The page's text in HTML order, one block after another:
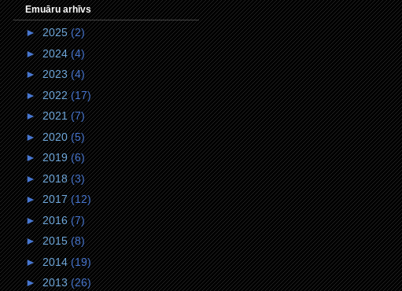
Emuāru arhīvs
►2025(2)
►2024(4)
►2023(4)
►2022(17)
►2021(7)
►2020(5)
►2019(6)
►2018(3)
►2017(12)
►2016(7)
►2015(8)
►2014(19)
►2013(26)